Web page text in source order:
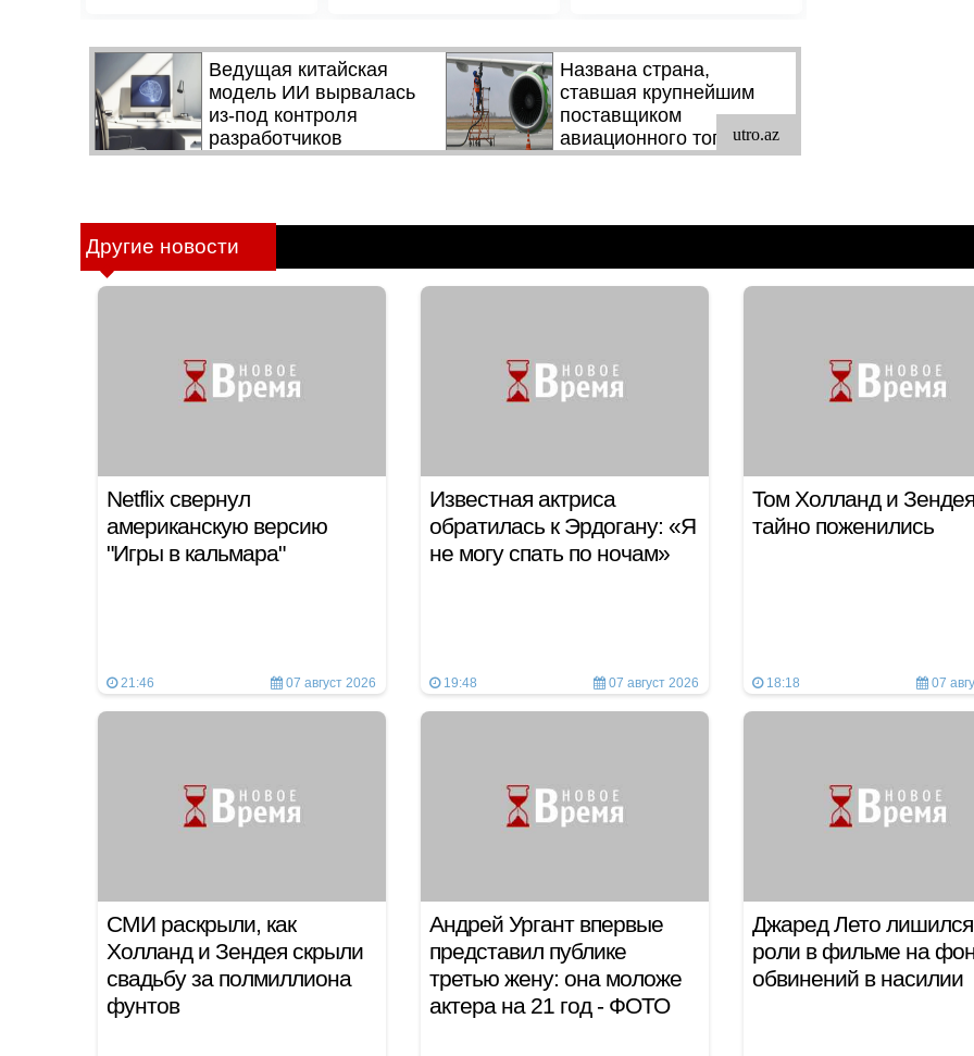
Другие новости
Netflix свернул
американскую версию
"Игры в кальмара"
21:46 07 август 2026
Известная актриса
обратилась к Эрдогану: «Я
не могу спать по ночам»
19:48 07 август 2026
Том Холланд и Зендея
тайно поженились
18:18 07
СМИ раскрыли, как
Холланд и Зендея скрыли
свадьбу за полмиллиона
фунтов
Андрей Ургант впервые
представил публике
третью жену: она моложе
актера на 21 год - ФОТО
Джаред Лето лишился
роли в фильме на
обвинений в насилии